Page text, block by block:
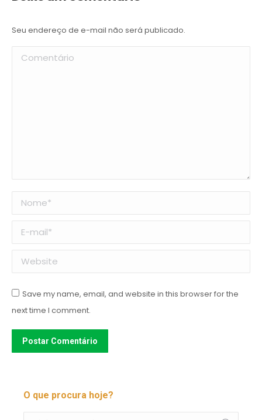
Seu endereço de e-mail não será publicado.
Comentário
Nome *
E-mail *
Website
Save my name, email, and website in this browser for the
next time I comment.
Postar Comentário
O que procura hoje?